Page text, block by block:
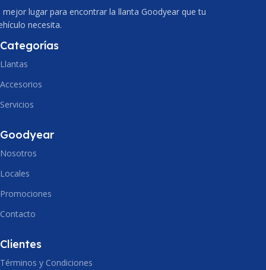
PERFIL 70
ARO 12
DIAMETRO
VOLUMEN
INDICE CARGA
73 (365 Kg)
INDICE VELOCIDAD
T (190 Km/h)
175
mejor lugar para encontrar la llanta Goodyear que tu
necesita.
Categorías
Llantas
Accesorios
Servicios
Goodyear
Nosotros
Locales
Promociones
Contacto
Clientes
Términos y Condiciones